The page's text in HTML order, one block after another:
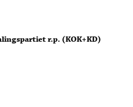
r.p. (KOK+KD)